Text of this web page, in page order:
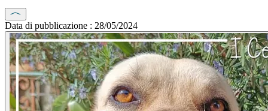
Data di pubblicazione : 28/05/2024